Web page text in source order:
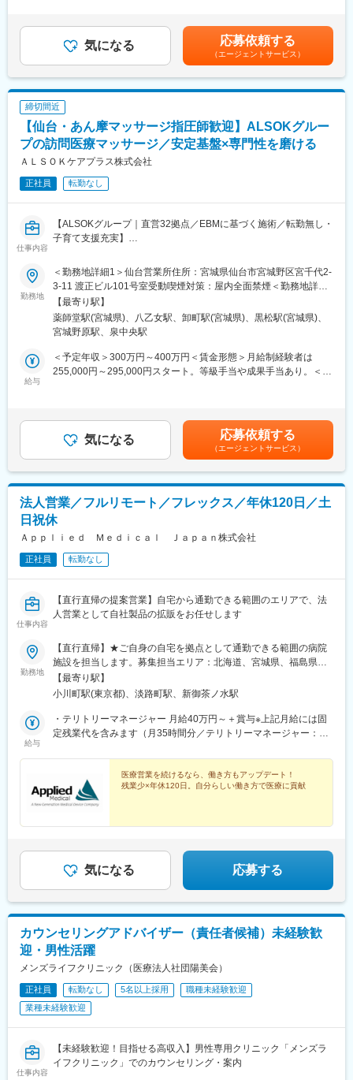
■キャリアアップの流れ（例）：
・1年目：初任者研修取得。基礎的な介護技術を身に付ける。
・2,3年目：実務者研修終了。後輩指導にも関わる存在へ。
・5年目以降：計画作成担当やケアマネージャーなど、専門職とし
て活動の場が広がる
・各施設の組織体制や勤怠管理システムが整っているため、残業
が少なく、休みもしっかり取得できるなど、働きやすい環境が整
ております。
年齢や経験は問わず興味を持っていただいた方とは全員と面接を
させていただいております。会社説明会を随時開催しております
ので、お気軽にご参加ください♪
リア志向の社員に向けた管理職育成研修など多様な研修・フォロ
ー体制を用意！
■月の残業時間の平均が0.6時間であり、「残業ゼロ」を実現！
【入社後の流れ】
■入社1年目：介護現場のお仕事を経験します。
未経験・無資格でも就業可能な少人数の多機能型居宅介護施設も
しくはグループホームで就業いただきます。
■入社2年目以降：ご希望に応じて本社管理部へのジョブローテー
ションが可能です。
※介護現場勤務の継続も可能です
本社勤務では経理、総務、人事などの部署の中から配属先が決
定。
た後でも、介護現場への復帰が可能です。
・採用にチャレンジし3年目は現場職に戻りフロアリーダーなど責
任者の立場を目指す。
・経理にチャレンジし3年目以降も経理として主任や係長を目指す
＊3-5年目で、リーダーや管理職になることが可能です。スピード
感持ってキャリアアップできます。
■各事業所の座学・実技研修、年次に応じたフォローアップ研修に
加え、キャリア志向の社員に向けた管理職育成研修など多様な研
修・フォロー体制を用意しています。
■キャリアアップに必要な資格は1~3年目にかけて取得が可能で
面的にバックアップいたします。
【当社について】
させていただいております。会社説明会を随時開催しております
ので、お気軽にご参加ください♪
小規模多機能型居宅介護での勤務のみ、別途で送迎手当：10,000/
月を支給賃金はあくまでも目安の金額であり、選考を通じて上下
する可能性があります。月給(月額)は固定手当を含めた表記です。
気になる 応募依頼する
（エージェントサービス）
締切間近
【仙台・あん摩マッサージ指圧師歓迎】ALSOKグルー
プの訪問医療マッサージ／安定基盤×専門性を磨ける
ＡＬＳＯＫケアプラス株式会社
正社員 転勤なし
仕事内容
【ALSOKグループ｜直営32拠点／EBMに基づく施術／転勤無し・
子育て支援充実】
■業務概要
ALSOKグループの介護・医療事業を担う当社にて、在宅療養中の
方や介護を必要とされる方のご自宅・入居施設を訪問し、医療保
険が適用される訪問医療マッサージを提供していただきます。単
なるリラクゼーションではなく、身体機能の維持・改善、疼痛緩
和、QOL（生活の質）の向上を目的とした、医療的根拠に基づく
施術を行う専門職ポジションです。
・関節可動域訓練、筋緊張緩和、循環改善を目的とした機能訓練
・主治医やケアマネジャーとの情報共有、施術計画の立案
・施術経過の記録、報告書作成（業務時間内完結）
ます。
■組織体制・仕事の魅力
全国32拠点すべて直営、施術師約550名在籍。ALSOKグループの
安定基盤のもと、資格を活かし社会貢献しながら専門性を高めら
れます。成果だけでなくプロセスも評価される等級制度がありま
す。
■教育・就業環境
入社後研修、OJT、プリセプター制度あり。原則転勤なし、月9休
率90％以上。長期的に専門職として活躍できる環境です。
■キャリアパス
スペシャリスト、管理者、教育担当など多様なキャリアを描けま
変更の範囲：会社の定める業務
勤務地
＜勤務地詳細1＞仙台営業所住所：宮城県仙台市宮城野区宮千代2-
3-11 渡正ビル101号室受動喫煙対策：屋内全面禁煙＜勤務地詳細2
＞仙台北出張所住所：宮城県仙台市泉区八乙女中央5-18-15 サニ
ースポット八乙女103号室受動喫煙対策：屋内全面禁煙変更の範
囲：会社の定める事業所
【最寄り駅】
薬師堂駅(宮城県)、八乙女駅、卸町駅(宮城県)、黒松駅(宮城県)、
宮城野原駅、泉中央駅
給与
＜予定年収＞300万円～400万円＜賃金形態＞月給制経験者は
255,000円～295,000円スタート。等級手当や成果手当あり。＜賃
（等級5級）賃金はあくまでも目安の金額であり、選考を通じて上
下する可能性があります。月給(月額)は固定手当を含めた表記で
す。
気になる 応募依頼する
（エージェントサービス）
法人営業／フルリモート／フレックス／年休120日／土
日祝休
Ａｐｐｌｉｅｄ Ｍｅｄｉｃａｌ Ｊａｐａｎ株式会社
正社員 転勤なし
仕事内容
【直行直帰の提案営業】自宅から通勤できる範囲のエリアで、法
人営業として自社製品の拡販をお任せします
勤務地
【直行直帰】★ご自身の自宅を拠点として通勤できる範囲の病院
施設を担当します。募集担当エリア：北海道、宮城県、福島県、
東京都★U・Iターン歓迎★自宅を事務所とし、直行直帰で通勤で
きる範囲をテリトリーとして担当していただきます（出張あり）
GATE 6F＜アクセス＞・都営新宿線「小川町」徒歩5分・東京メト
ロ千代田線「新御茶ノ水」、丸ノ内線「淡路町」徒歩6分・
【最寄り駅】
小川町駅(東京都)、淡路町駅、新御茶ノ水駅
給与
・テリトリーマネージャー 月給40万円～＋賞与※上記月給には固
定残業代を含みます（月35時間分／テリトリーマネージャー：10
能力・スキルを考慮のうえ決定します※詳細はオファー時にご確認
医療営業を続けるなら、働き方もアップデート！
残業少×年休120日。自分らしい働き方で医療に貢献
気になる 応募する
カウンセリングアドバイザー（責任者候補）未経験歓
迎・男性活躍
メンズライフクリニック（医療法人社団陽美会）
正社員 転勤なし 5名以上採用
職種未経験歓迎
業種未経験歓迎
仕事内容
【未経験歓迎！目指せる高収入】男性専用クリニック「メンズラ
イフクリニック」でのカウンセリング・案内